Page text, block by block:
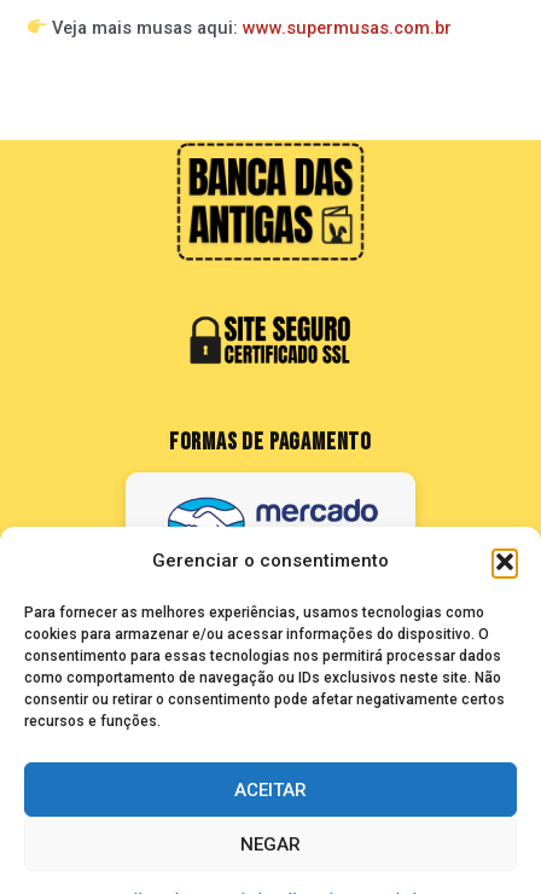
Gerenciar o consentimento
Para fornecer as melhores experiências, usamos tecnologias como
cookies para armazenar e/ou acessar informações do dispositivo. O
consentimento para essas tecnologias nos permitirá processar dados
como comportamento de navegação ou IDs exclusivos neste site. Não
consentir ou retirar o consentimento pode afetar negativamente certos
recursos e funções.
ACEITAR
NEGAR
Veja mais musas aqui:www.supermusas.com.br
FORMAS DE PAGAMENTO
FALE CONOSCO
seuze@bancadasantigas.com
Copyright © 2026 Banca das Antigas - Revistas Playboy Antigas e